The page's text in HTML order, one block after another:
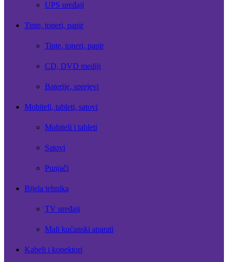
UPS uređaji
Tinte, toneri, papir
Tinte, toneri, papir
CD, DVD mediji
Baterije, sprejevi
Mobiteli, tableti, satovi
Mobiteli i tableti
Satovi
Punjači
Bijela tehnika
TV uređaji
Mali kućanski aparati
Kabeli i konektori